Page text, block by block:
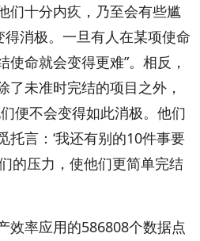
们十分内疚，乃至会有些尴
得消极。一旦有人在某项使命
使命就会变得更难”。相反，
了未准时完结的项目之外，
便不会变得如此消极。他们
托言：‘我还有别的10件事要
的压力，使他们更简单完结
率应用的586808个数据点